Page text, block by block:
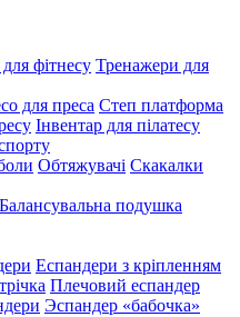
фітнесу Тренажери для
для преса Степ платформа
Інвентар для пілатесу
Обтяжувачі Скакалки
Балансувальна подушка
Еспандери з кріпленням
Плечовий еспандер
Эспандер «бабочка»